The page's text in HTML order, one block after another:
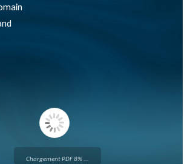
Chargement PDF 8% ...